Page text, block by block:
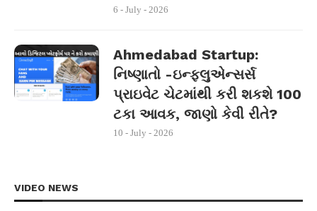
6 - July - 2026
Ahmedabad Startup:
નિષ્ણાતો -ઇન્ફ્લુએન્સર્સ
પ્રાઇવેટ ચેટમાંથી કરી શકશે 100
ટકા આવક, જાણો કેવી રીતે?
10 - July - 2026
VIDEO NEWS